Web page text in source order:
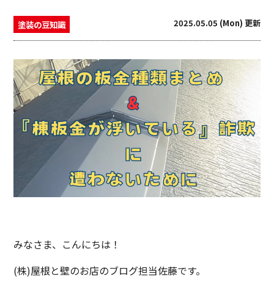
塗装の豆知識 2025.05.05 (Mon) 更新
みなさま、こんにちは！
(株)屋根と壁のお店のブログ担当佐藤です。